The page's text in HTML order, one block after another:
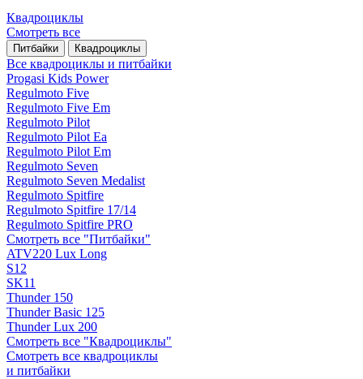
Квадроциклы
Смотреть все
Питбайки Квадроциклы
Все квадроциклы и питбайки
Progasi Kids Power
Regulmoto Five
Regulmoto Five Em
Regulmoto Pilot
Regulmoto Pilot Ea
Regulmoto Pilot Em
Regulmoto Seven
Regulmoto Seven Medalist
Regulmoto Spitfire
Regulmoto Spitfire 17/14
Regulmoto Spitfire PRO
Смотреть все "Питбайки"
ATV220 Lux Long
S12
SK11
Thunder 150
Thunder Basic 125
Thunder Lux 200
Смотреть все "Квадроциклы"
Смотреть все квадроциклы
и питбайки